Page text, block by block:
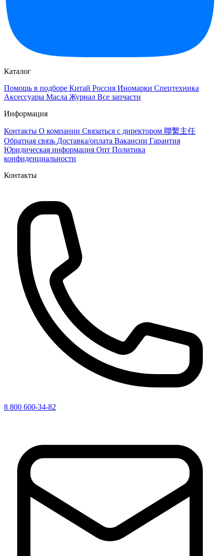
Каталог
Помощь в подборе Китай Россия Иномарки Спецтехника
Аксессуары Масла Журнал Все запчасти
Информация
Контакты О компании Связаться с директором 聯繫主任
Обратная связь Доставка/оплата Вакансии Гарантия
Юридическая информация Опт Политика
конфиденциальности
Контакты
8 800 600-34-82